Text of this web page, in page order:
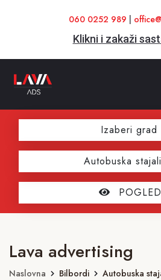
060 0252 989
Klikni i zakaži
Izaberi grad
Autobuska
Lava advertising
Naslovna Bilbordi Autobuska